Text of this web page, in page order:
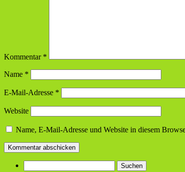
Kommentar *
Name *
E-Mail-Adresse *
Website
Name, E-Mail-Adresse und Website in diesem